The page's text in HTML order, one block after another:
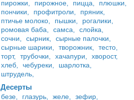
пирожки,
пирожное, пицца,
плюшки,
пончики,
профитроли,
пряник,
птичье молоко,
пышки,
рогалики,
ромовая баба,
самса,
слойка,
сочни,
сырник,
сырные палочки,
сырные шарики,
творожник,
тесто,
торт,
трубочки, хачапури,
хворост,
хлеб,
чебуреки,
шарлотка,
штрудель,
Десерты
безе, глазурь, желе,
зефир,